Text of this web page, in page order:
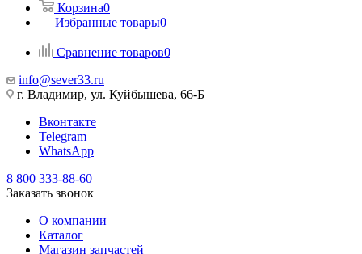
Корзина0
Избранные товары0
Сравнение товаров0
info@sever33.ru
г. Владимир, ул. Куйбышева, 66-Б
Вконтакте
Telegram
WhatsApp
8 800 333-88-60
Заказать звонок
О компании
Каталог
Магазин запчастей